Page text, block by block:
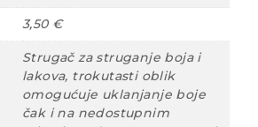
3,50 €
Strugač za struganje boja i
lakova, trokutasti oblik
omogućuje uklanjanje boje
čak i na nedostupnim